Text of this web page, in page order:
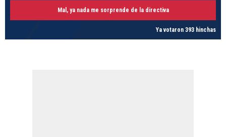
Mal, ya nada me sorprende de la directiva
Ya votaron 393 hinchas